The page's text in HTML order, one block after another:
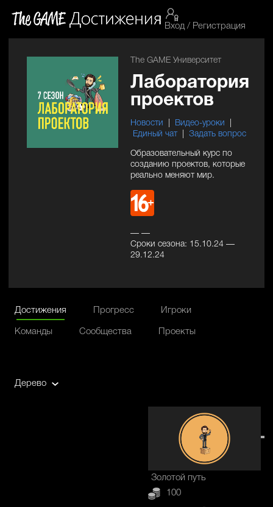
Вход / Регистрация
The GAME Университет
Лаборатория
проектов
Новости Видео-уроки
Единый чат| Задать вопрос
Образовательный курс по
созданию проектов, которые
реально меняют мир.
— —
Сроки сезона: 15.10.24 —
29.12.24
Достижения Прогресс Игроки
Команды Сообщества Проекты
Дерево
Золотой путь
100